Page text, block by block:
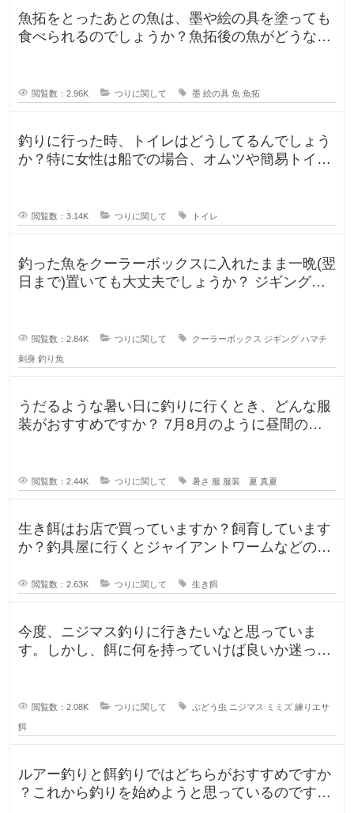
魚拓をとったあとの魚は、墨や絵の具を塗っても
食べられるのでしょうか？魚拓後の魚がどうなる
閲覧数：2.96K つりに関して 墨 絵の具 魚 魚拓
釣りに行った時、トイレはどうしてるんでしょう
か？特に女性は船での場合、オムツや簡易トイレ
閲覧数：3.14K つりに関して トイレ
釣った魚をクーラーボックスに入れたまま一晩(翌
日まで)置いても大丈夫でしょうか？ ジギングに
閲覧数：2.84K つりに関して クーラーボックス ジギング ハマチ
刺身 釣り魚
うだるような暑い日に釣りに行くとき、どんな服
装がおすすめですか？ 7月8月のように昼間の気
閲覧数：2.44K つりに関して 暑さ 服 服装 夏 真夏
生き餌はお店で買っていますか？飼育しています
か？釣具屋に行くとジャイアントワームなどの生
閲覧数：2.63K つりに関して 生き餌
今度、ニジマス釣りに行きたいなと思っていま
す。しかし、餌に何を持っていけば良いか迷って
閲覧数：2.08K つりに関して ぶどう虫 ニジマス ミミズ 練りエサ
餌
ルアー釣りと餌釣りではどちらがおすすめですか
？これから釣りを始めようと思っているのです